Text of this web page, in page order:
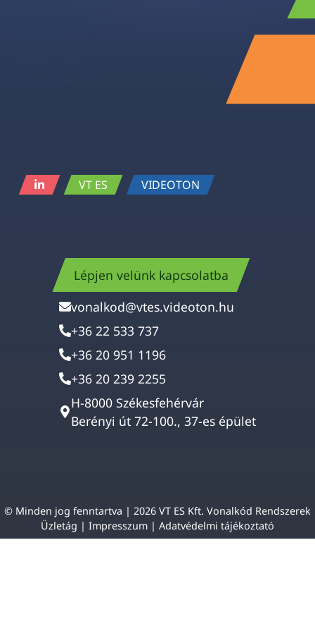
VT ES VIDEOTON
Lépjen velünk kapcsolatba
vonalkod@vtes.videoton.hu
+36 22 533 737
+36 20 951 1196
+36 20 239 2255
H-8000 Székesfehérvár
Berényi út 72-100., 37-es épület
© Minden jog fenntartva | 2026 VT ES Kft. Vonalkód Rendszerek
Üzletág | Impresszum | Adatvédelmi tájékoztató